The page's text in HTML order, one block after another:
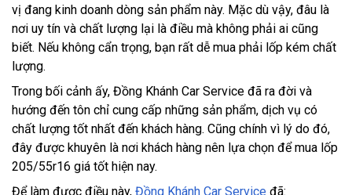
vị đang kinh doanh dòng sản phẩm này. Mặc dù vậy, đâu là
nơi uy tín và chất lượng lại là điều mà không phải ai cũng
biết. Nếu không cẩn trọng, bạn rất dễ mua phải lốp kém chất
lượng.
Trong bối cảnh ấy, Đồng Khánh Car Service đã ra đời và
hướng đến tôn chỉ cung cấp những sản phẩm, dịch vụ có
chất lượng tốt nhất đến khách hàng. Cũng chính vì lý do đó,
đây được khuyên là nơi khách hàng nên lựa chọn để mua lốp
205/55r16 giá tốt hiện nay.
Để làm được điều này, Đồng Khánh Car Service đã: